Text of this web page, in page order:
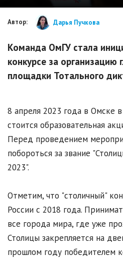
Автор: Дарья Пучкова
Команда ОмГУ стала
конкурсе за организацию
площадки Тотального
8 апреля 2023 года в Омске
стоится образовательная
Перед проведением
побороться за звание
2023".
Отметим, что "столичный"
России с 2018 года.
все города мира, где уже
Столицы закрепляется на
прошлом году победителем